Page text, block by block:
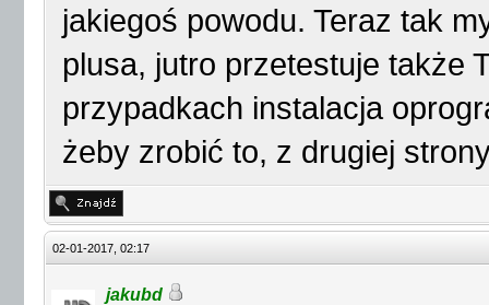
jakiegoś powodu. Teraz tak
plusa, jutro przetestuje także
przypadkach instalacja
żeby zrobić to, z drugiej
02-01-2017, 02:17
jakubd